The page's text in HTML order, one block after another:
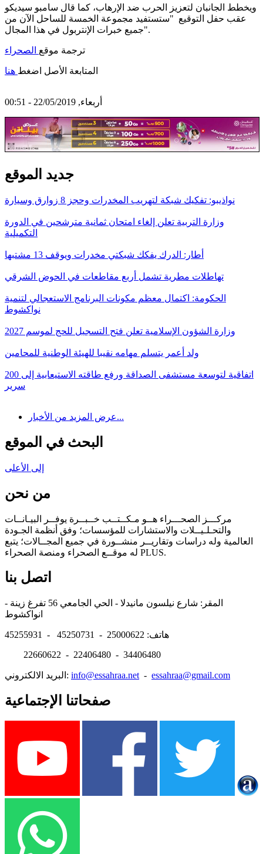
ويخطط الجانبان لتعزيز الحرب ضد الإرهاب، كما قال سامبو سيديكو
عقب حفل التوقيع "ستستفيد مجموعة الخمسة للساحل الآن من
جميع خبرات الإنتربول في هذا المجال".
ترجمة موقع الصحراء
المتابعة الأصل اضغط هنا
أربعاء, 22/05/2019 - 00:51
جديد الموقع
نواذيبو: تفكيك شبكة لتهريب المخدرات وحجز 8 زوارق وسيارة
وزارة التربية تعلن إلغاء امتحان ثمانية مترشحين في الدورة
التكميلية
أطار: الدرك يفكك شبكتي مخدرات ويوقف 13 مشتبها
تهاطلات مطرية تشمل أربع مقاطعات في الحوض الشرقي
الحكومة: اكتمال معظم مكونات البرنامج الاستعجالي لتنمية
نواكشوط
وزارة الشؤون الإسلامية تعلن فتح التسجيل للحج لموسم 2027
ولد أعمر يتسلم مهامه نقيبا للهيئة الوطنية للمحامين
اتفاقية لتوسعة مستشفى الصداقة ورفع طاقته الاستيعابية إلى 200
سرير
عرض المزيد من الأخبار...
البحث في الموقع
إلى الأعلى
من نحن
مركـــز الصحـــراء هــو مـكــتــب خــبــرة يوفــر البيـانــات
والتحـلـيــلات والاستشارات للمؤسسات؛ وفق أنظمة الجـودة
العالمية وله دراسات وتقاريــر منشــورة في جميع المجــالات؛ يتبع
له موقــع الصحراء ومنصة الصحراء PLUS.
اتصل بنا
المقر: شارع نيلسون مانيدلا - الحي الجامعي 56 تفرغ زينة -
هاتف: 25000622 - 45250731 - 45255931
22660622 - 22406480 - 34406480
البريد الالكتروني: info@essahraa.net - essahraa@gmail.com
صفحاتنا الإجتماعية